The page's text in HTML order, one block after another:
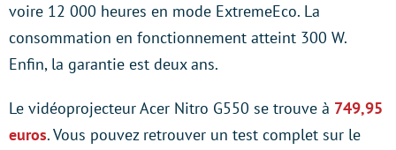
voire 12 000 heures en mode ExtremeEco. La
consommation en fonctionnement atteint 300 W.
Enfin, la garantie est deux ans.
Le vidéoprojecteur Acer Nitro G550 se trouve à 749,95
euros. Vous pouvez retrouver un test complet sur le